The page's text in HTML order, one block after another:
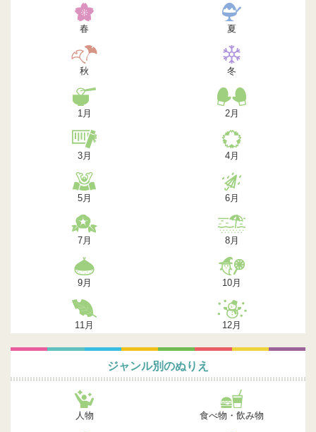
春 夏
秋 冬
1月 2月
3月 4月
5月 6月
7月 8月
9月 10月
11月 12月
ジャンル別のぬりえ
人物 食べ物・飲み物